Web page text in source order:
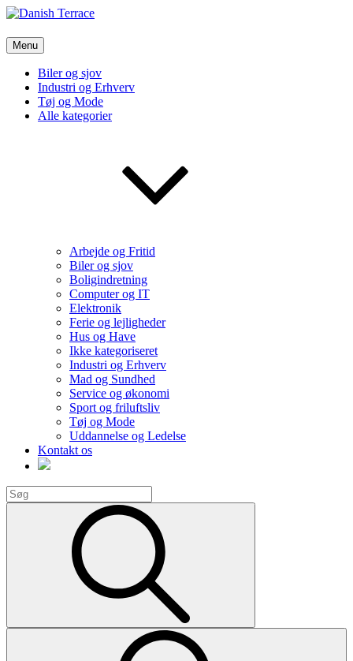
Skip
content
Danish Terrace
Vi bruger de bedste nyheder fra tech verdenen og meget mere
Menu
Biler og sjov
Industri og Erhverv
Tøj og Mode
Alle kategorier
Arbejde og Fritid
Biler og sjov
Boligindretning
Computer og IT
Elektronik
Ferie og lejligheder
Hus og Have
Ikke kategoriseret
Industri og Erhverv
Mad og Sundhed
Service og økonomi
Sport og friluftsliv
Tøj og Mode
Uddannelse og Ledelse
Kontakt os
Search
for: